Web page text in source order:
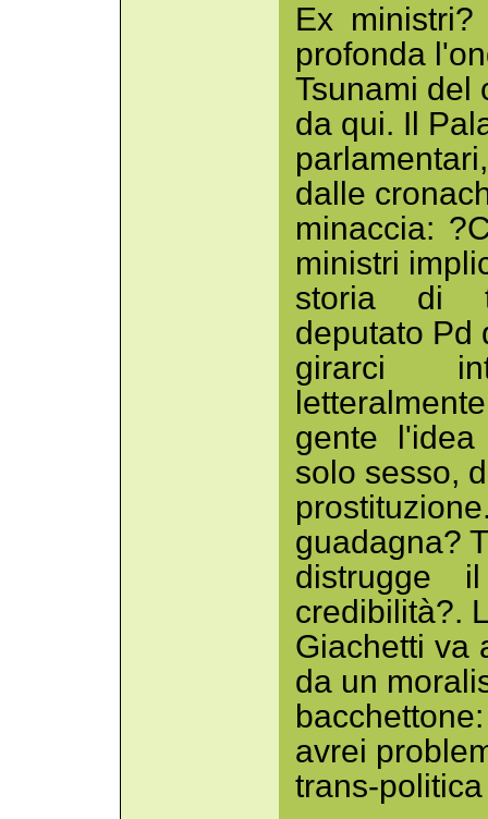
Ex
profonda
Tsunami del
da qui. Il
dalle
minaccia:
ministri
storia di
deputato Pd
girarci
gente
solo sesso,
guadagna?
distrugge
credibilità?.
Giachetti va
da un
avrei
trans-